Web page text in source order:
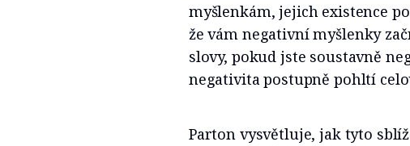
myšlenkám, jejich existence
že vám negativní myšlenky
slovy, pokud jste soustavně
negativita postupně pohltí
Parton vysvětluje, jak tyto